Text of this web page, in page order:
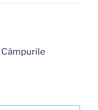
Câmpurile